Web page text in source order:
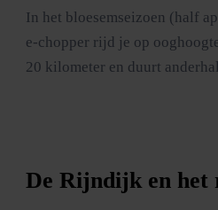
In het bloesemseizoen (half
e-chopper rijd je op
20 kilometer en duurt
De Rijndijk en het